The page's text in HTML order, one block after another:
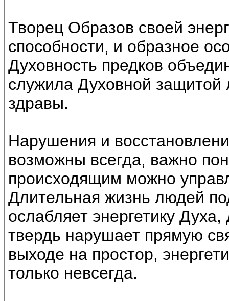
Творец Образов своей
способности, и образное
Духовность предков
служила Духовной
здравы.
Нарушения и
возможны всегда, важно
происходящим можно
Длительная жизнь людей
ослабляет энергетику
твердь нарушает прямую
выходе на простор,
только невсегда.